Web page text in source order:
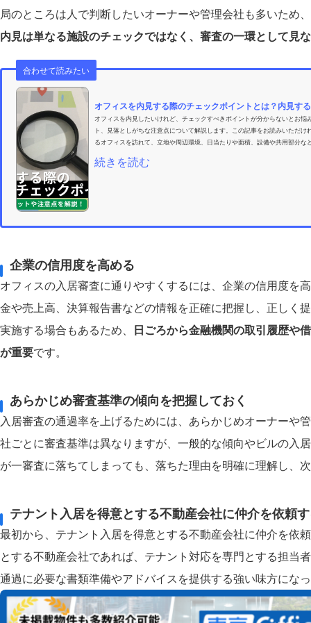
局のところは人で判断したいオーナーや管理会社も多いため
内見は単なる施設のチェックではなく、審査の一環として見
合わせて読みたい
オフィスを内見する際のチェックポイントとは？内見す
オフィスを内見したいけれど、チェックすべきポイントが分からないとお
ト、見落としがちな注意点について解説します。この記事をお読みいただ
るオフィスを訪れて、立地や周辺環境、日当たりや面積、設備や共用部分
続きを読む
企業の信用度を高める
オフィスの入居審査に通りやすくするには、企業の信用度を
金や売上高、決算報告書などの情報を正確に把握し、正しく
実施する場合もあるため、 日ごろから金融機関の取引履歴や
が重要です。
あらかじめ審査基準の傾向を把握しておく
入居審査の通過率を上げるためには、あらかじめオーナー
社ごとに審査基準は異なりますが、一般的な傾向やビルの入
が一審査に落ちてしまっても、落ちた理由を明確に理解し、
テナント入居を得意とする不動産会社に仲介を依頼
最初から、テナント入居を得意とする不動産会社に仲介を依
とする不動産会社であれば、テナント対応を専門とする担当
通過に必要な書類準備やアドバイスを提供する強い味方にな